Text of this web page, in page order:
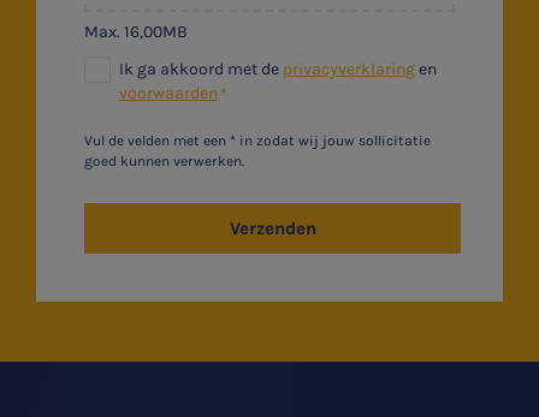
Max. 16,00MB
Ik ga akkoord met de privacyverklaringen
voorwaarden
Vul de velden met een * in zodat wij jouw sollicitatie
goed kunnen verwerken.
Verzenden